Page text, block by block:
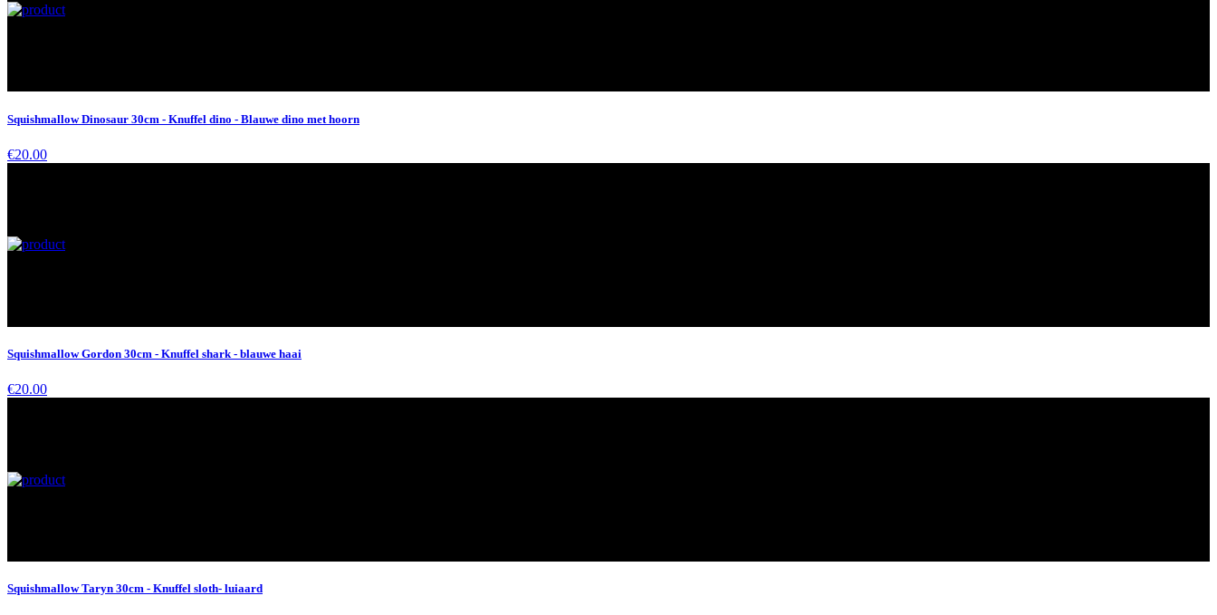
Squishmallow Dinosaur 30cm - Knuffel dino - Blauwe dino met hoorn
€20.00
Squishmallow Gordon 30cm - Knuffel shark - blauwe haai
€20.00
Squishmallow Taryn 30cm - Knuffel sloth- luiaard